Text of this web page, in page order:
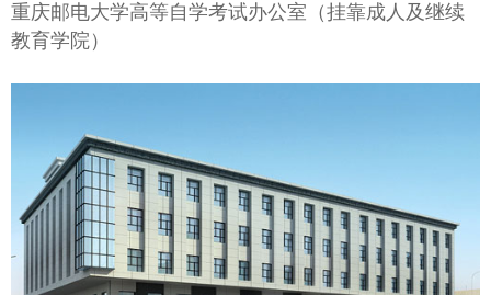
重庆邮电大学高等自学考试办公室（挂靠成人及继续
教育学院）